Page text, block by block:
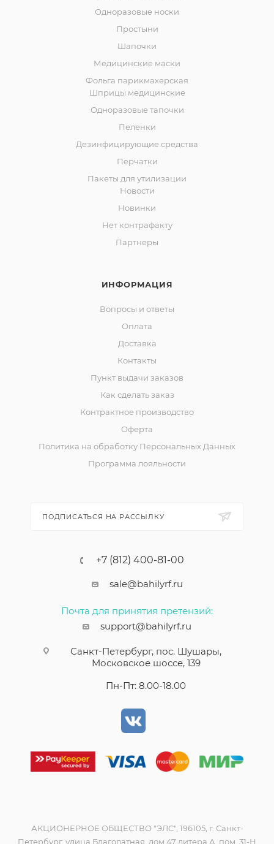
Одноразовые носки
Простыни
Шапочки
Медицинские маски
Фольга парикмахерская
Шприцы медицинские
Одноразовые тапочки
Пеленки
Дезинфицирующие средства
Перчатки
Пакеты для утилизации
Новости
Новинки
Нет контрафакту
Партнеры
ИНФОРМАЦИЯ
Вопросы и ответы
Оплата
Доставка
Контакты
Пункт выдачи заказов
Как сделать заказ
Контрактное производство
Оферта
Политика на обработку Персональных Данных
Программа лояльности
ПОДПИСАТЬСЯ НА РАССЫЛКУ
+7 (812) 400-81-00
sale@bahilyrf.ru
Почта для принятия претензий:
support@bahilyrf.ru
Санкт-Петербург, пос. Шушары,
Московское шоссе, 139
Пн-Пт: 8.00-18.00
АКЦИОНЕРНОЕ ОБЩЕСТВО "ЭЛС", 196105, г. Санкт-
Петербург, улица Благодатная, дом 47 литера А, пом. 31-Н